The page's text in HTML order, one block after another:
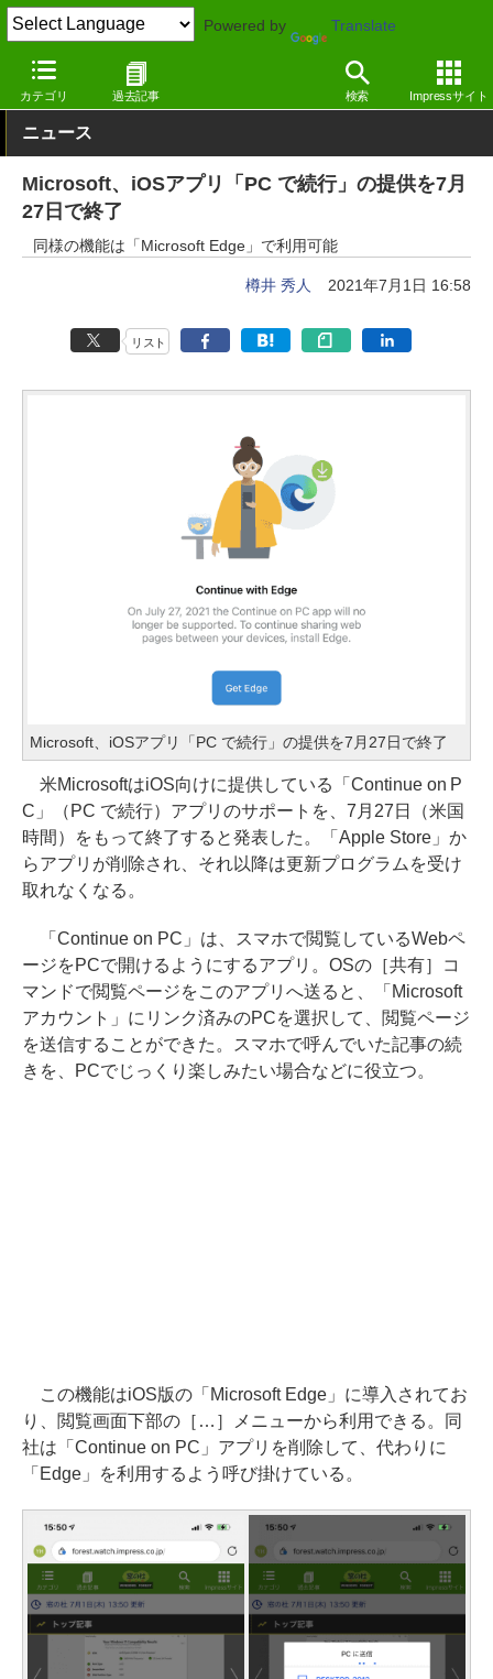
Powered by Translate
カテゴリ 過去記事 検索 Impressサイト
窓の杜 インターネット iOS
ニュース
Microsoft、iOSアプリ「PC で続行」の提供を7月
27日で終了
同様の機能は「Microsoft Edge」で利用可能
樽井 秀人 2021年7月1日 16:58
リスト
Microsoft、iOSアプリ「PC で続行」の提供を7月27日で終了
米MicrosoftはiOS向けに提供している「Continue on P
C」（PC で続行）アプリのサポートを、7月27日（米国
時間）をもって終了すると発表した。「Apple Store」か
らアプリが削除され、それ以降は更新プログラムを受け
取れなくなる。
「Continue on PC」は、スマホで閲覧しているWebペ
ージをPCで開けるようにするアプリ。OSの［共有］コ
マンドで閲覧ページをこのアプリへ送ると、「Microsoft
アカウント」にリンク済みのPCを選択して、閲覧ページ
を送信することができた。スマホで呼んでいた記事の続
きを、PCでじっくり楽しみたい場合などに役立つ。
この機能はiOS版の「Microsoft Edge」に導入されてお
り、閲覧画面下部の［…］メニューから利用できる。同
社は「Continue on PC」アプリを削除して、代わりに
「Edge」を利用するよう呼び掛けている。